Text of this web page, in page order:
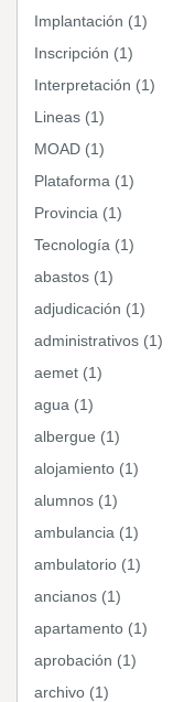
Implantación (1)
Inscripción (1)
Interpretación (1)
Lineas (1)
MOAD (1)
Plataforma (1)
Provincia (1)
Tecnología (1)
abastos (1)
adjudicación (1)
administrativos (1)
aemet (1)
agua (1)
albergue (1)
alojamiento (1)
alumnos (1)
ambulancia (1)
ambulatorio (1)
ancianos (1)
apartamento (1)
aprobación (1)
archivo (1)